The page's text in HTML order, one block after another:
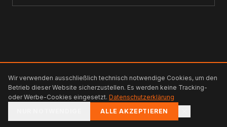
heidemann
© 2026Heidemann Services. Alle Rechte vorbehalten.
IMPRESSUMDATENSCHUTZ
Website erstellt von
Wir verwenden ausschließlich technisch notwendige Cookies, um den
Betrieb dieser Website sicherzustellen. Es werden keine Tracking-
oder Werbe-Cookies eingesetzt. Datenschutzerklärung
ALLE AKZEPTIEREN